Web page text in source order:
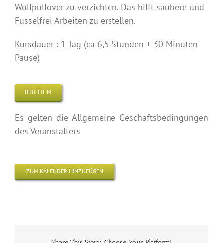
Wollpullover zu verzichten. Das hilft saubere und
Fusselfrei Arbeiten zu erstellen.
Kursdauer : 1 Tag (ca 6,5 Stunden + 30 Minuten
Pause)
BUCHEN
Es gelten die Allgemeine Geschäftsbedingungen
des Veranstalters
ZUM KALENDER HINZUFÜGEN